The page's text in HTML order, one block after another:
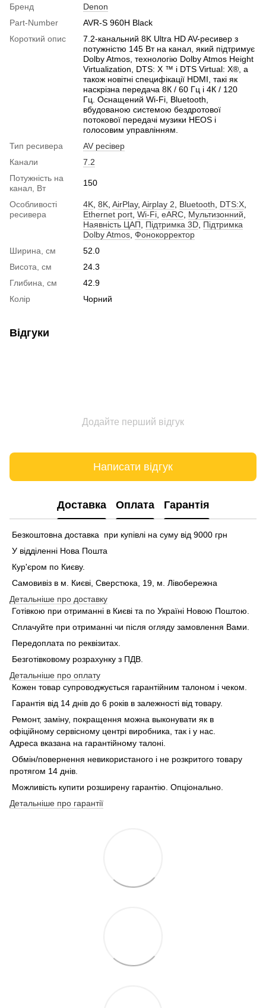
Бренд
Denon
Part-Number
AVR-S 960H Black
Короткий опис
7.2-канальний 8K Ultra HD AV-ресивер з
потужністю 145 Вт на канал, який підтримує
Dolby Atmos, технологію Dolby Atmos Height
Virtualization, DTS: X ™ і DTS Virtual: X®, а
також новітні специфікації HDMI, такі як
наскрізна передача 8К / 60 Гц і 4К / 120
Гц. Оснащений Wi-Fi, Bluetooth,
вбудованою системою бездротової
потокової передачі музики HEOS і
голосовим управлінням.
Тип ресивера
AV ресівер
Канали
7.2
Потужність на
канал, Вт
150
Особливості
ресивера
4K, 8K, AirPlay, Airplay 2, Bluetooth, DTS:X,
Ethernet port, Wi-Fi, eARC, Мультизонний,
Наявність ЦАП, Підтримка 3D, Підтримка
Dolby Atmos, Фонокорректор
Ширина, см
52.0
Висота, см
24.3
Глибина, см
42.9
Колір
Чорний
Відгуки
Додайте перший відгук
Написати відгук
Доставка Оплата Гарантія
Безкоштовна доставка при купівлі на суму від 9000 грн
У відділенні Нова Пошта
Кур'єром по Києву.
Самовивіз в м. Києві, Сверстюка, 19, м. Лівобережна
Детальніше про доставку
Готівкою при отриманні в Києві та по Україні Новою Поштою.
Сплачуйте при отриманні чи після огляду замовлення Вами.
Передоплата по реквізитах.
Безготівковому розрахунку з ПДВ.
Детальніше про оплату
Кожен товар супроводжується гарантійним талоном і чеком.
Гарантія від 14 днів до 6 років в залежності від товару.
Ремонт, заміну, покращення можна выконувати як в
офіційному сервісному центрі виробника, так і у нас.
Адреса вказана на гарантійному талоні.
Обмін/повернення невикористаного і не розкритого товару
протягом 14 днів.
Можливість купити розширену гарантію. Опціонально.
Детальніше про гарантії